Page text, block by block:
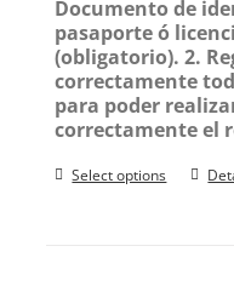
Documento de
pasaporte ó
(obligatorio). 2.
correctamente
para poder
correctamente el
Select options